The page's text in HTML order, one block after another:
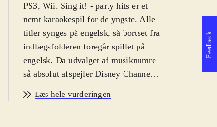
PS3, Wii. Sing it! - party hits er et
nemt karaokespil for de yngste. Alle
titler synges på engelsk, så bortset fra
indlægsfolderen foregår spillet på
engelsk. Da udvalget af musiknumre
så absolut afspejler Disney Channel's
udelukkende sange med appel til de
Læs hele vurderingen
Feedback